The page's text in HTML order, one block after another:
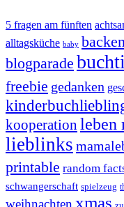
5 fragen am fünften
alltagsküche baby
blogparade
freebie gedanken
kooperation leben
lieblinks
printable random
schwangerschaft spielzeug
xmas